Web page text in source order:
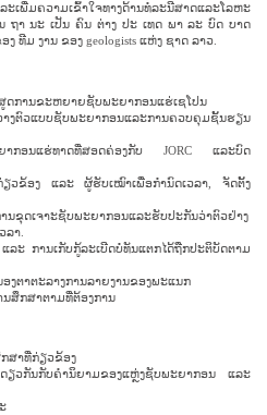
ມຄວາມເຂົ້າໃຈທາງດ້ານທໍລະນີສາດແລະໂລຫະ
ຖາ ນະ ເປັນ ຄົນ ຕ່າງ ປະ ເທດ ພາ ລະ ບົດ ບາດ
ທີມ ງານ ຂອງ geologists ແຫ່ງ ຊາດ ລາວ.
ດການຂະຫຍາຍຊັບພະຍາກອນແຮ່ເຊໂປນ
ວ່າງ​ຕົວ​ແບບ​ຊັບ​ພະ​ຍາ​ກອນ​ແລະ​ການ​ຄວບ​ຄຸມ​ຊັ້ນ​ຮຽນ​
ຍາກອນແຮ່ທາດທີ່ສອດຄ່ອງກັບ JORC ແລະບົດ
ຽວຂ້ອງ ແລະ ຜູ້ຮັບເໝົາເພື່ອກຳນົດເວລາ, ຈັດຕັ້ງ
ານຂຸດເຈາະຊັບພະຍາກອນແລະຮັບປະກັນວ່າຕົວຢ່າງ
ລາ.
ະ ການ​ເກັບ​ກູ້​ລະ​ເບີດ​ບໍ່​ທັນ​ແຕກ​ໄດ້​ຖືກ​ປະ​ຕິ​ບັດ​ຕາມ​
ງຕາຕະລາງການລາຍງານຂອງພະແນກ
ສຶກ​ສາ​ຕາມ​ທີ່​ຕ້ອງ​ການ​
ສາທີ່ກ່ຽວຂ້ອງ
ວກັນກັບຄຳນິຍາມຂອງແຫຼ່ງຊັບພະຍາກອນ ແລະ